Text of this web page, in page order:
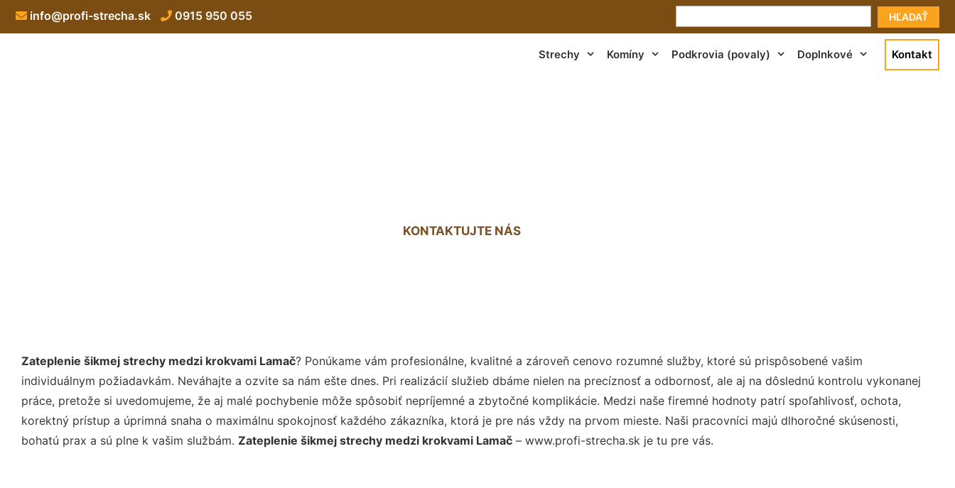
HĽADAŤ
info@profi-strecha.sk 0915 950 055
Strechy Komíny Podkrovia (povaly) Doplnkové Kontakt
KONTAKTUJTE NÁS
Zateplenie šikmej strechy medzi krokvami Lamač? Ponúkame vám profesionálne, kvalitné a zároveň cenovo rozumné služby, ktoré sú prispôsobené vašim
individuálnym požiadavkám. Neváhajte a ozvite sa nám ešte dnes. Pri realizácií služieb dbáme nielen na precíznosť a odbornosť, ale aj na dôslednú kontrolu vykonanej
práce, pretože si uvedomujeme, že aj malé pochybenie môže spôsobiť nepríjemné a zbytočné komplikácie. Medzi naše firemné hodnoty patrí spoľahlivosť, ochota,
korektný prístup a úprimná snaha o maximálnu spokojnosť každého zákazníka, ktorá je pre nás vždy na prvom mieste. Naši pracovníci majú dlhoročné skúsenosti,
bohatú prax a sú plne k vašim službám. Zateplenie šikmej strechy medzi krokvami Lamač – www.profi-strecha.sk je tu pre vás.